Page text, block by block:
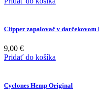
Clipper zapalovač v darčekovom
9,00 €
Pridať do košíka
Cyclones Hemp Original